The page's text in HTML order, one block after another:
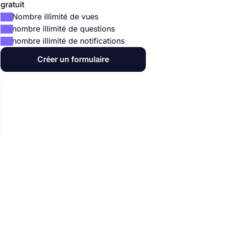
gratuit
Nombre illimité de vues
nombre illimité de questions
nombre illimité de notifications
Créer un formulaire